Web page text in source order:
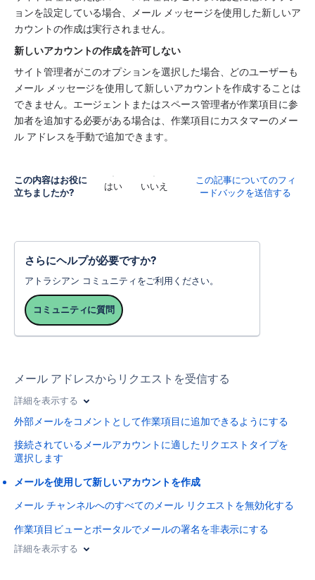
ョンを設定している場合、メール メッセージを使用した新しいア
カウントの作成は実行されません。
新しいアカウントの作成を許可しない
サイト管理者がこのオプションを選択した場合、どのユーザーも
メール メッセージを使用して新しいアカウントを作成することは
できません。エージェントまたはスペース管理者が作業項目に参
加者を追加する必要がある場合は、作業項目にカスタマーのメー
ル アドレスを手動で追加できます。
この内容はお役に
立ちましたか?
はい いいえ
この記事についてのフィ
ードバックを送信する
さらにヘルプが必要ですか?
アトラシアン コミュニティをご利用ください。
コミュニティに質問
メール アドレスからリクエストを受信する
詳細を表示する
外部メールをコメントとして作業項目に追加できるようにする
接続されているメールアカウントに適したリクエストタイプを
選択します
メールを使用して新しいアカウントを作成
メール チャンネルへのすべてのメール リクエストを無効化する
作業項目ビューとポータルでメールの署名を非表示にする
詳細を表示する